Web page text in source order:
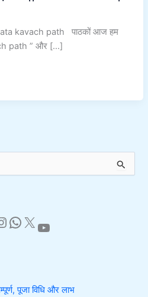
kavach path पाठकों आज हम
path ” और […]
पूजा विधि और लाभ